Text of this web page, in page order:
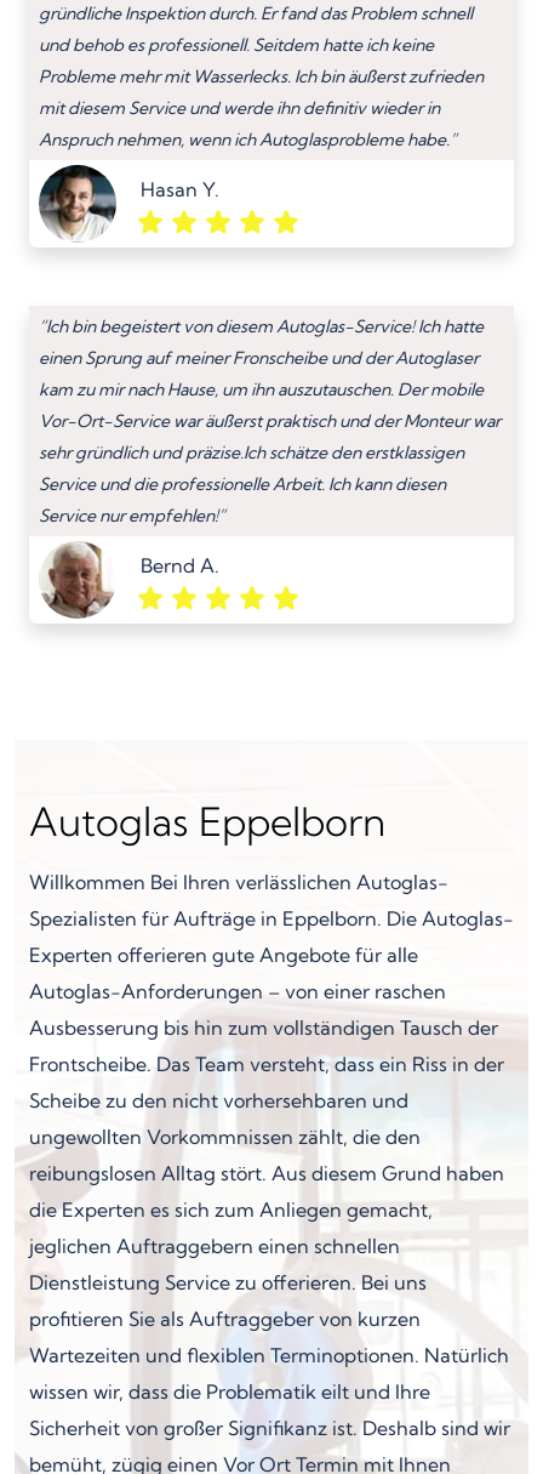
gründliche Inspektion durch. Er fand das Problem schnell
und behob es professionell. Seitdem hatte ich keine
Probleme mehr mit Wasserlecks. Ich bin äußerst zufrieden
mit diesem Service und werde ihn definitiv wieder in
Anspruch nehmen, wenn ich Autoglasprobleme habe.”
Hasan Y.
“Ich bin begeistert von diesem Autoglas-Service! Ich hatte
einen Sprung auf meiner Fronscheibe und der Autoglaser
kam zu mir nach Hause, um ihn auszutauschen. Der mobile
Vor-Ort-Service war äußerst praktisch und der Monteur war
sehr gründlich und präzise.Ich schätze den erstklassigen
Service und die professionelle Arbeit. Ich kann diesen
Service nur empfehlen!”
Bernd A.
Autoglas Eppelborn
Willkommen Bei Ihren verlässlichen Autoglas-
Spezialisten für Aufträge in Eppelborn. Die Autoglas-
Experten offerieren gute Angebote für alle
Autoglas-Anforderungen – von einer raschen
Ausbesserung bis hin zum vollständigen Tausch der
Frontscheibe. Das Team versteht, dass ein Riss in der
Scheibe zu den nicht vorhersehbaren und
ungewollten Vorkommnissen zählt, die den
reibungslosen Alltag stört. Aus diesem Grund haben
die Experten es sich zum Anliegen gemacht,
jeglichen Auftraggebern einen schnellen
Dienstleistung Service zu offerieren. Bei uns
profitieren Sie als Auftraggeber von kurzen
Wartezeiten und flexiblen Terminoptionen. Natürlich
wissen wir, dass die Problematik eilt und Ihre
Sicherheit von großer Signifikanz ist. Deshalb sind wir
bemüht, zügig einen Vor Ort Termin mit Ihnen